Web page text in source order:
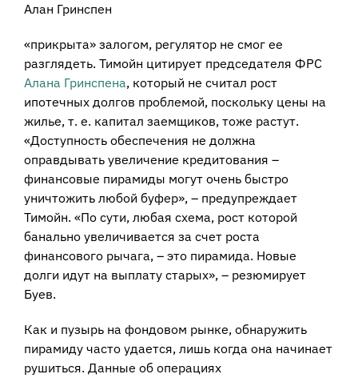
Алан Гринспен
«прикрыта» залогом, регулятор не смог ее
разглядеть. Тимойн цитирует председателя ФРС
Алана Гринспена, который не считал рост
ипотечных долгов проблемой, поскольку цены на
жилье, т. е. капитал заемщиков, тоже растут.
«Доступность обеспечения не должна
оправдывать увеличение кредитования –
финансовые пирамиды могут очень быстро
уничтожить любой буфер», – предупреждает
Тимойн. «По сути, любая схема, рост которой
банально увеличивается за счет роста
финансового рычага, – это пирамида. Новые
долги идут на выплату старых», – резюмирует
Буев.
Как и пузырь на фондовом рынке, обнаружить
пирамиду часто удается, лишь когда она начинает
рушиться. Данные об операциях